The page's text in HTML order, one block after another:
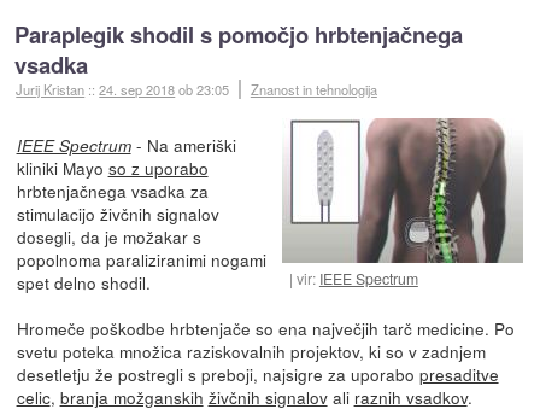
Paraplegik shodil s pomočjo hrbtenjačnega
vsadka
Jurij Kristan ::24. sep 2018ob 23:05 Znanost in tehnologija
vir: IEEE Spectrum
IEEE Spectrum- Na ameriški
kliniki Mayo so z uporabo
hrbtenjačnega vsadka za
stimulacijo živčnih signalov
dosegli, da je možakar s
popolnoma paraliziranimi nogami
spet delno shodil.
Hromeče poškodbe hrbtenjače so ena največjih tarč medicine. Po
svetu poteka množica raziskovalnih projektov, ki so v zadnjem
desetletju že postregli s preboji, najsigre za uporabo presaditve
celic, branja možganskih živčnih signalovali raznih vsadkov.